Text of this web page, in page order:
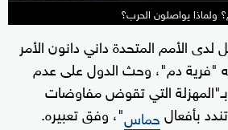
يواصلون الحرب؟
الأمم المتحدة داني دانون الأمر
"فرية دم"، وحث الدول على عدم
التي تقوض مفاوضات
بأفعالحماس"، وفق تعبيره.